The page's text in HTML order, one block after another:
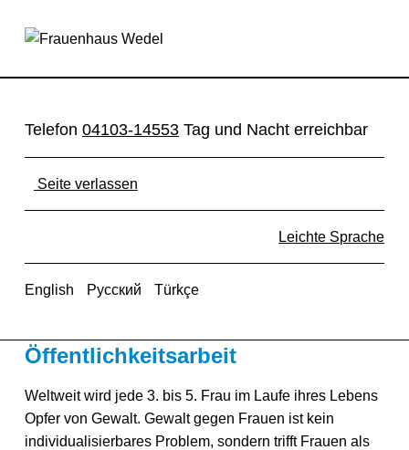
Öffentlichkeitsarbeit – Frauenhaus Wedel
Telefon 04103-14553Tag und Nacht erreichbar
Seite verlassen
Leichte Sprache
English Русский Türkçe
Öffentlichkeitsarbeit
Weltweit wird jede 3. bis 5. Frau im Laufe ihres Lebens
Opfer von Gewalt. Gewalt gegen Frauen ist kein
individualisierbares Problem, sondern trifft Frauen als